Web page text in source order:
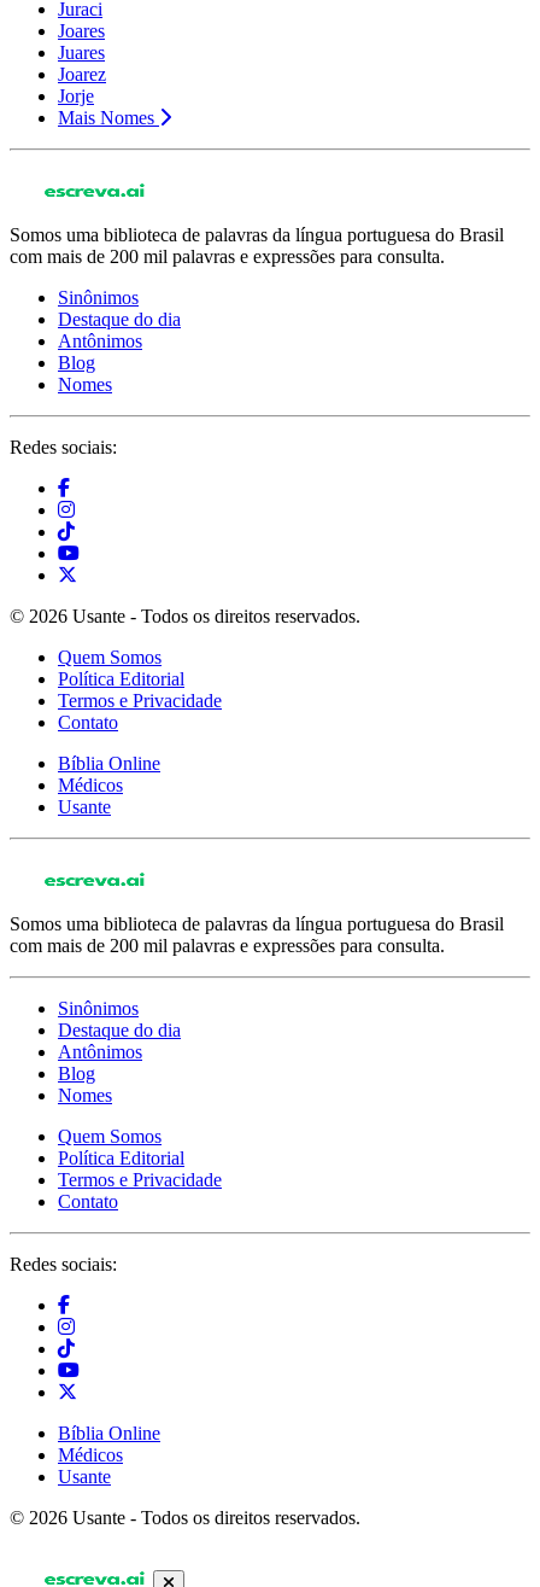
Juraci
Joares
Juares
Joarez
Jorje
Mais Nomes
Somos uma biblioteca de palavras da língua portuguesa do Brasil
com mais de 200 mil palavras e expressões para consulta.
Sinônimos
Destaque do dia
Antônimos
Blog
Nomes
Redes sociais:
© 2026 Usante - Todos os direitos reservados.
Quem Somos
Política Editorial
Termos e Privacidade
Contato
Bíblia Online
Médicos
Usante
Somos uma biblioteca de palavras da língua portuguesa do Brasil
com mais de 200 mil palavras e expressões para consulta.
Sinônimos
Destaque do dia
Antônimos
Blog
Nomes
Quem Somos
Política Editorial
Termos e Privacidade
Contato
Redes sociais:
Bíblia Online
Médicos
Usante
© 2026 Usante - Todos os direitos reservados.